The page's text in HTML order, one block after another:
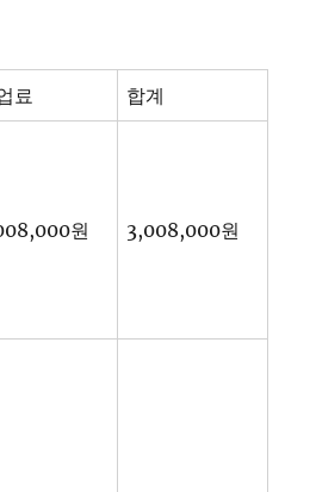
료 합계
원 3,008,000원